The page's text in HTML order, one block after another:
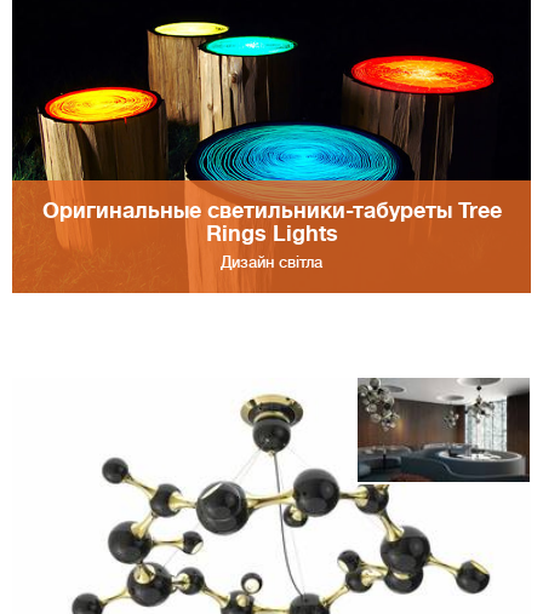
Оригинальные светильники-табуреты Tree
Rings Lights
Дизайн світла